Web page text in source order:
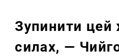
Зупинити
силах, —